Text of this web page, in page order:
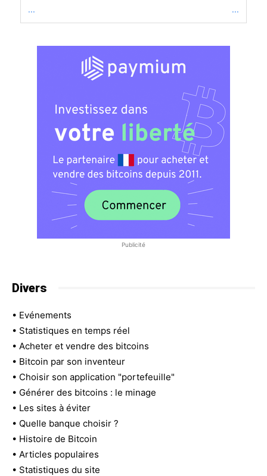
... ...
Publicité
Divers
• Evénements
• Statistiques en temps réel
• Acheter et vendre des bitcoins
• Bitcoin par son inventeur
• Choisir son application "portefeuille"
• Générer des bitcoins : le minage
• Les sites à éviter
• Quelle banque choisir ?
• Histoire de Bitcoin
• Articles populaires
• Statistiques du site